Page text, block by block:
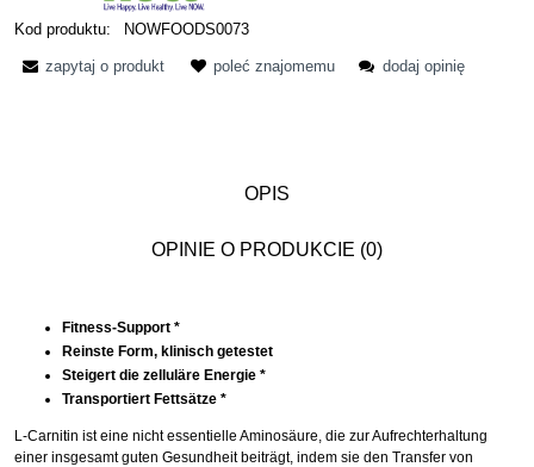
Kod produktu: NOWFOODS0073
zapytaj o produkt poleć znajomemu dodaj opinię
OPIS
OPINIE O PRODUKCIE (0)
Fitness-Support *
Reinste Form, klinisch getestet
Steigert die zelluläre Energie *
Transportiert Fettsätze *
L-Carnitin ist eine nicht essentielle Aminosäure, die zur Aufrechterhaltung
einer insgesamt guten Gesundheit beiträgt, indem sie den Transfer von